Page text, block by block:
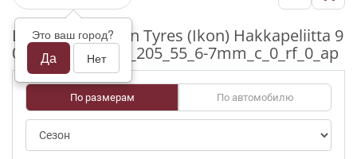
Это ваш город?
Да Нет
Шины бу Nokian Tyres (Ikon) Hakkapeliitta 9
0/70-100pct R16_205_55_6-7mm_c_0_rf_0_ap
По размерам По автомобилю